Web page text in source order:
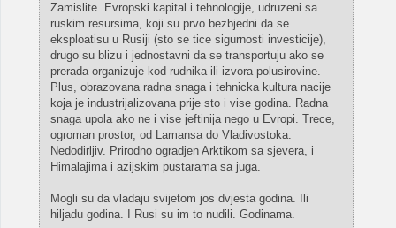
Zamislite. Evropski kapital i tehnologije, udruzeni sa
ruskim resursima, koji su prvo bezbjedni da se
eksploatisu u Rusiji (sto se tice sigurnosti investicije),
drugo su blizu i jednostavni da se transportuju ako se
prerada organizuje kod rudnika ili izvora polusirovine.
Plus, obrazovana radna snaga i tehnicka kultura nacije
koja je industrijalizovana prije sto i vise godina. Radna
snaga upola ako ne i vise jeftinija nego u Evropi. Trece,
ogroman prostor, od Lamansa do Vladivostoka.
Nedodirljiv. Prirodno ogradjen Arktikom sa sjevera, i
Himalajima i azijskim pustarama sa juga.
Mogli su da vladaju svijetom jos dvjesta godina. Ili
hiljadu godina. I Rusi su im to nudili. Godinama.